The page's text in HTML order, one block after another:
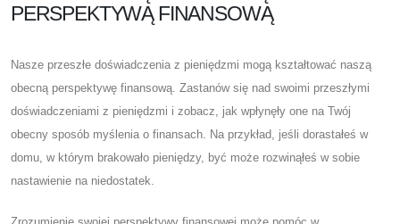
PERSPEKTYWĄ FINANSOWĄ
Nasze przeszłe doświadczenia z pieniędzmi mogą kształtować naszą
obecną perspektywę finansową. Zastanów się nad swoimi przeszłymi
doświadczeniami z pieniędzmi i zobacz, jak wpłynęły one na Twój
obecny sposób myślenia o finansach. Na przykład, jeśli dorastałeś w
domu, w którym brakowało pieniędzy, być może rozwinąłeś w sobie
nastawienie na niedostatek.